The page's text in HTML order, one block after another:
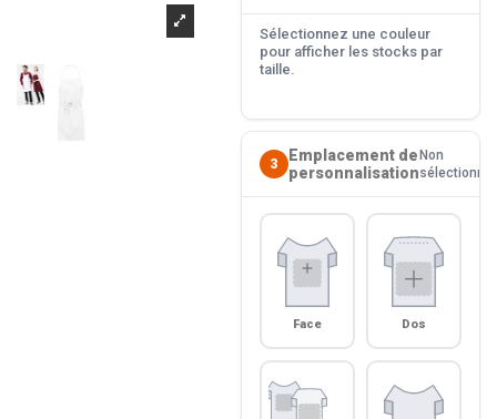
Sélectionnez une couleur
pour afficher les stocks par
taille.
3
Emplacement de
personnalisation
Non
sélectionné
Face Dos